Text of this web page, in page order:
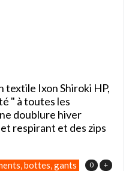
textile Ixon Shiroki HP,
" à toutes les
doublure hiver
respirant et des zips
bottes, gants 0 +